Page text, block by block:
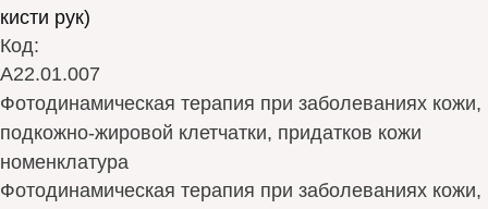
кисти рук)
Код:
А22.01.007
Фотодинамическая терапия при заболеваниях кожи,
подкожно-жировой клетчатки, придатков кожи
номенклатура
Фотодинамическая терапия при заболеваниях кожи,